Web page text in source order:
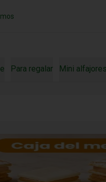
Para regalar Mini